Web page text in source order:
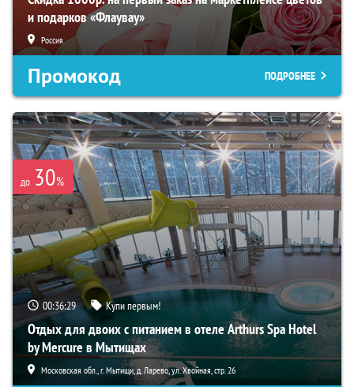
и подарков «Флаувау»
Россия
Промокод ПОДРОБНЕЕ
до 30%
00:36:28 Купи первым!
Отдых для двоих с питанием в отеле Arthurs Spa Hotel
by Mercure в Мытищах
Московская обл., г. Мытищи, д. Ларево, ул. Хвойная, стр. 26